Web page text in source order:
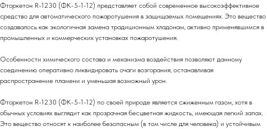
Фторкетон R-1230 (ФК-5-1-12) представляет собой современное высокоэффективное
средство для автоматического пожаротушения в защищаемых помещениях. Это вещество
создавалось как экологичная замена традиционным хладонам, активно применявшимся в
промышленных и коммерческих установках пожаротушения.
Особенности химического состава и механизма воздействия позволяют данному
соединению оперативно ликвидировать очаги возгорания, останавливая
распространение пламени и уменьшая возможный урон.
Фторкетон R-1230 (ФК-5-1-12) по своей природе является сжиженным газом, хотя в
обычных условиях выглядит как прозрачная бесцветная жидкость, имеющая легкий запах.
Это вещество относят к наиболее безопасным (в том числе для человека) и устойчивым